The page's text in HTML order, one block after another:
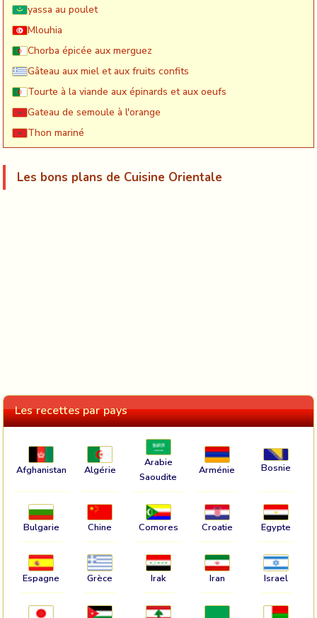
yassa au poulet
Mlouhia
Chorba épicée aux merguez
Gâteau aux miel et aux fruits confits
Tourte à la viande aux épinards et aux oeufs
Gateau de semoule à l'orange
Thon mariné
Les bons plans de Cuisine Orientale
Les recettes par pays
Afghanistan Algérie
Arabie
Saoudite
Arménie Bosnie
Bulgarie Chine Comores Croatie Egypte
Espagne Grèce Irak Iran Israel